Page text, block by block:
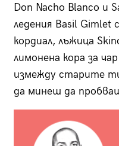
Don Nacho Blanco и
ледения Basil Gimlet
кордиал, лъжица
лимонена кора за
измежду старите
да минеш да